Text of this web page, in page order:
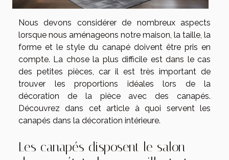
Nous devons considérer de nombreux aspects
lorsque nous aménageons notre maison, la taille, la
forme et le style du canapé doivent être pris en
compte. La chose la plus difficile est dans le cas
des petites pièces, car il est très important de
trouver les proportions idéales lors de la
décoration de la pièce avec des canapés.
Découvrez dans cet article à quoi servent les
canapés dans la décoration intérieure.
Les canapés disposent le salon